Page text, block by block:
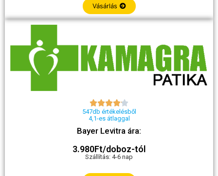
Vásárlás

547db értékelésből
4,1-es átlaggal
Bayer Levitra ára:
3.980Ft/doboz-tól
Szállítás: 4-6 nap